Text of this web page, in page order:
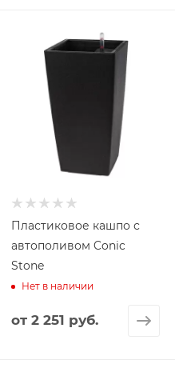
Пластиковое кашпо с
автополивом Conic
Stone
Нет в наличии
от2 251 руб.